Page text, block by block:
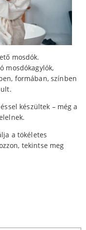
mosdók.
mosdókagylók,
formában, színben
készültek – még a
a tökéletes
tekintse meg